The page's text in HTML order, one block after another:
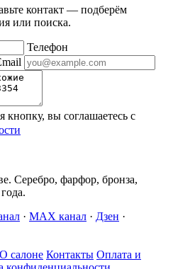
контакт — подберём
или поиска.
Телефон
кнопку, вы соглашаетесь с
Серебро, фарфор, бронза,
· MAX канал · Дзен ·
О салоне Контакты Оплата и